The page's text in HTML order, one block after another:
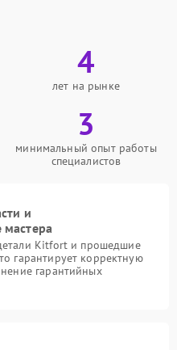
4
лет на рынке
3
минимальный опыт работы
специалистов
и
Kitfort и прошедшие
гарантирует корректную
гарантийных